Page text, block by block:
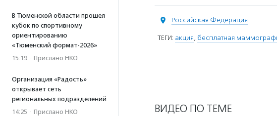
В Тюменской области прошел
кубок по спортивному
ориентированию
«Тюменский формат-2026»
15:19 · Прислано НКО
Организация «Радость»
открывает сеть
региональных подразделений
14:25 · Прислано НКО
Российская Федерация
ТЕГИ: акция, бесплатная
ВИДЕО ПО ТЕМЕ